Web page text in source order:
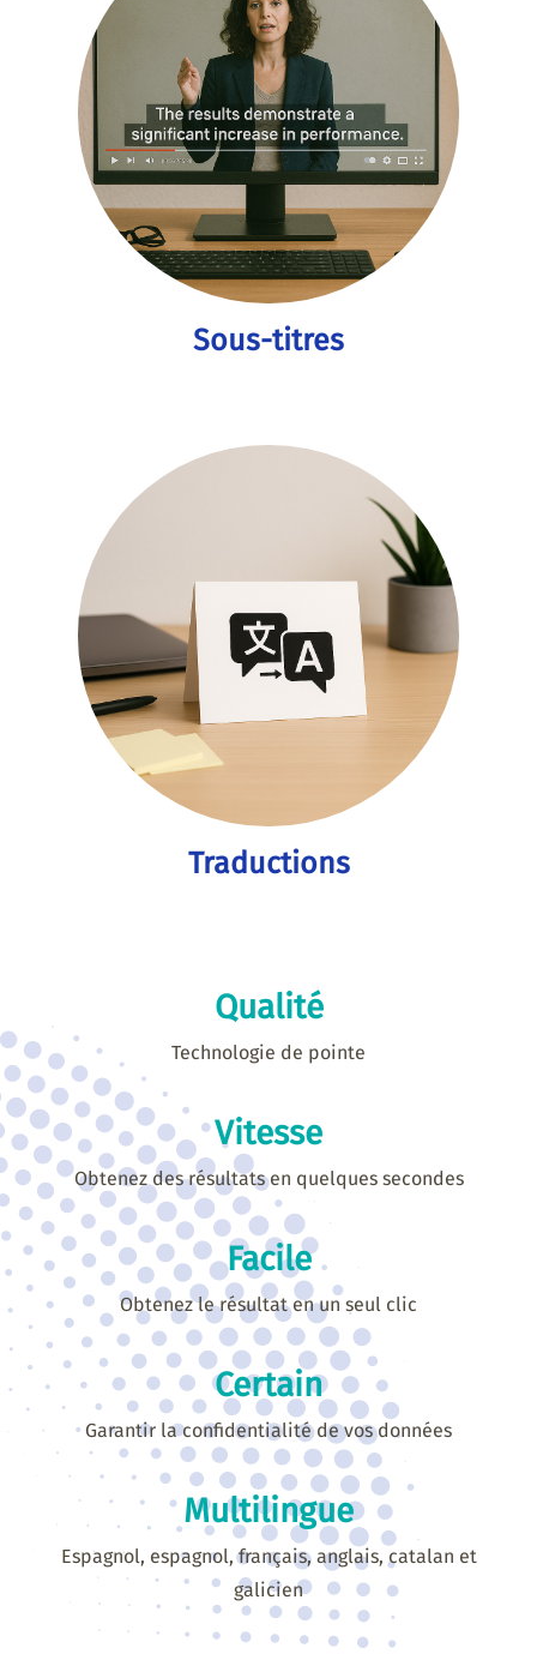
Sous-titres
Traductions
Qualité
Technologie de pointe
Vitesse
Obtenez des résultats en quelques secondes
Facile
Obtenez le résultat en un seul clic
Certain
Garantir la confidentialité de vos données
Multilingue
Espagnol, espagnol, français, anglais, catalan et
galicien